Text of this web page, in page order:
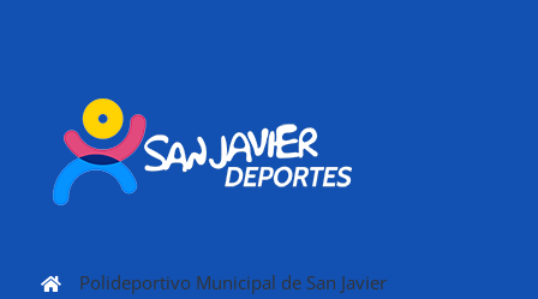
Polideportivo Municipal de San Javier